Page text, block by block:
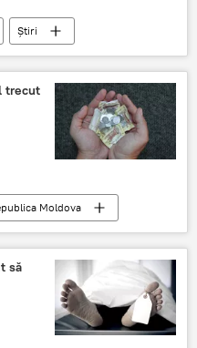
Știri
2018
trecut
Moldova
alimentare
să